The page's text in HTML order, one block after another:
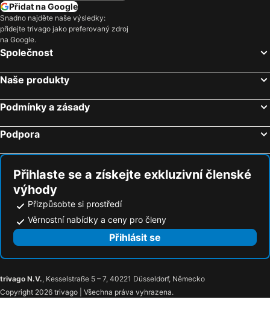
Přidat na Google
Snadno najděte naše výsledky:
přidejte trivago jako preferovaný zdroj
na Google.
Společnost
Naše produkty
Podmínky a zásady
Podpora
Přihlaste se a získejte exkluzivní členské
výhody
Přizpůsobte si prostředí
Věrnostní nabídky a ceny pro členy
Přihlásit se
trivago N.V., Kesselstraße 5 – 7, 40221 Düsseldorf, Německo
Copyright 2026 trivago | Všechna práva vyhrazena.